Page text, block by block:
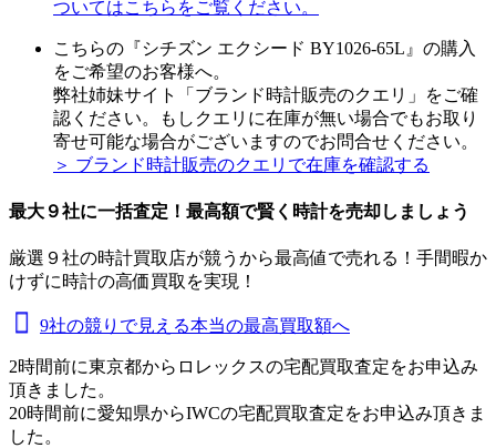
ついてはこちらをご覧ください。
こちらの『シチズン エクシード BY1026-65L』の購入
をご希望のお客様へ。
弊社姉妹サイト「ブランド時計販売のクエリ」をご確
認ください。もしクエリに在庫が無い場合でもお取り
寄せ可能な場合がございますのでお問合せください。
＞ ブランド時計販売のクエリで在庫を確認する
最大９社に一括査定！ 最高額で賢く時計を売却しましょう
厳選９社の時計買取店が競うから最高値で売れる！手間暇か
けずに時計の高価買取を実現！
9社の競りで見える本当の最高買取額へ
2時間前に東京都からロレックスの宅配買取査定をお申込み
頂きました。
20時間前に愛知県からIWCの宅配買取査定をお申込み頂きま
した。